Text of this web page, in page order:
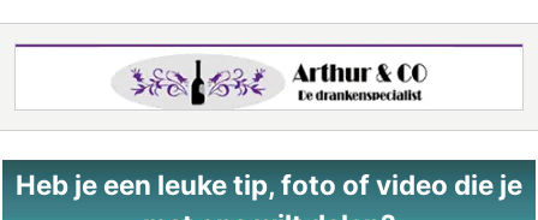
Heb je een leuke tip, foto of video die je